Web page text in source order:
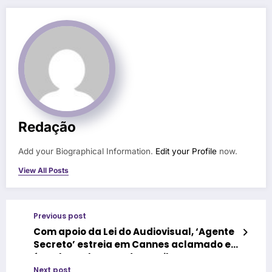
Redação
Add your Biographical Information. Edit your Profile now.
View All Posts
Previous post
Com apoio da Lei do Audiovisual, ‘Agente
Secreto’ estreia em Cannes aclamado e
fortalece chances do Brasil no Oscar
Next post